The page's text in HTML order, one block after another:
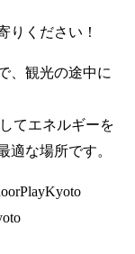
りください！
、観光の途中に
てエネルギーを
適な場所です。